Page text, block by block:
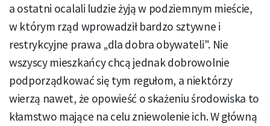
a ostatni ocalali ludzie żyją w podziemnym mieście,
w którym rząd wprowadził bardzo sztywne i
restrykcyjne prawa „dla dobra obywateli". Nie
wszyscy mieszkańcy chcą jednak dobrowolnie
podporządkować się tym regułom, a niektórzy
wierzą nawet, że opowieść o skażeniu środowiska to
kłamstwo mające na celu zniewolenie ich. W główną